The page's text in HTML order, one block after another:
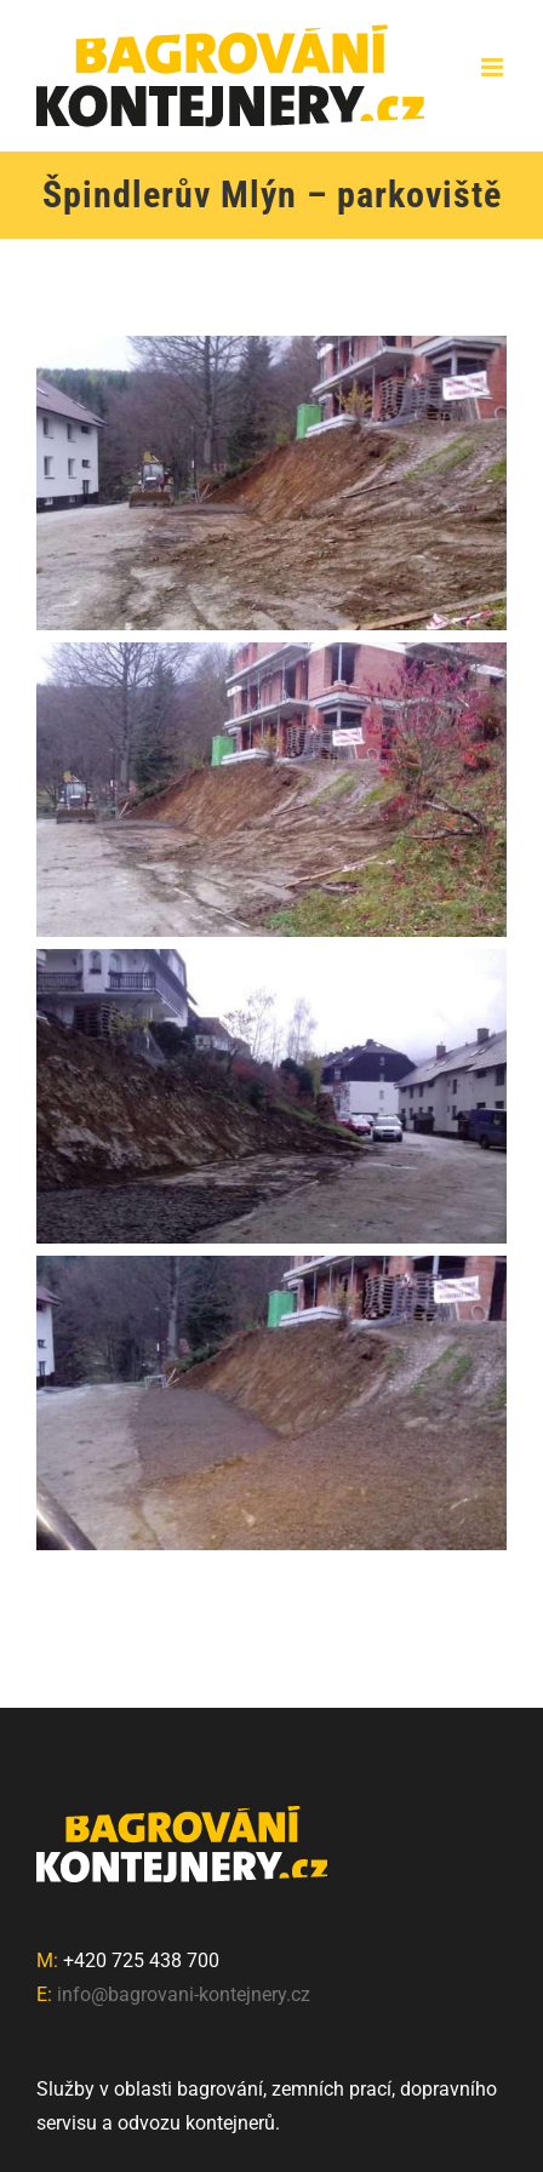
obsah
Špindlerův Mlýn – parkoviště
M: +420 725 438 700
E: info@bagrovani-kontejnery.cz
Služby v oblasti bagrování, zemních prací, dopravního
servisu a odvozu kontejnerů.